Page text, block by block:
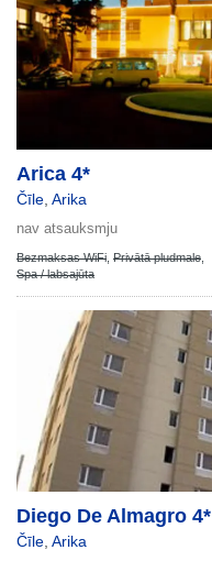
Arica 4*
Čīle Arika
nav atsauksmju
Bezmaksas WiFi Privātā pludmale
Spa / labsajūta
Diego De Almagro 4*
Čīle Arika